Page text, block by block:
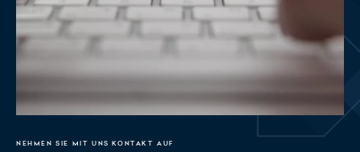
NEHMEN SIE MIT UNS KONTAKT AUF